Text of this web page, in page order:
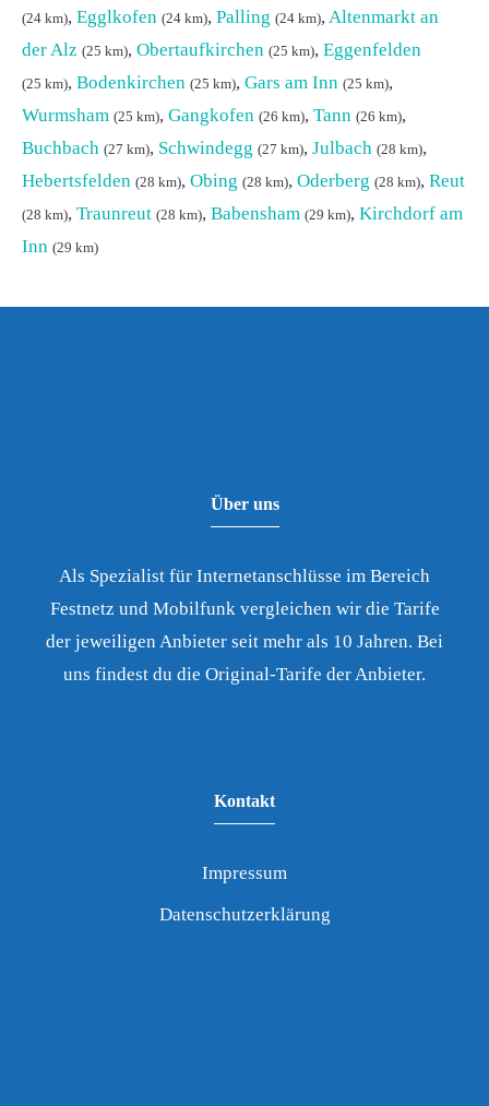
(24 km), Egglkofen (24 km), Palling (24 km), Altenmarkt an
der Alz (25 km), Obertaufkirchen (25 km), Eggenfelden
(25 km), Bodenkirchen (25 km), Gars am Inn (25 km),
Wurmsham (25 km), Gangkofen (26 km), Tann (26 km),
Buchbach (27 km), Schwindegg (27 km), Julbach (28 km),
Hebertsfelden (28 km), Obing (28 km), Oderberg (28 km), Reut
(28 km), Traunreut (28 km), Babensham (29 km), Kirchdorf am
Inn (29 km)
Über uns
Als Spezialist für Internetanschlüsse im Bereich
Festnetz und Mobilfunk vergleichen wir die Tarife
der jeweiligen Anbieter seit mehr als 10 Jahren. Bei
uns findest du die Original-Tarife der Anbieter.
Kontakt
Impressum
Datenschutzerklärung